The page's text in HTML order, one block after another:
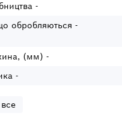
-
обробляються -
(мм) -
-